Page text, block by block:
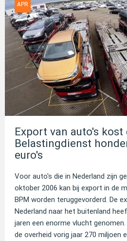
APR
Export van auto's kost
Belastingdienst
euro's
Voor auto's die in Nederland zijn
oktober 2006 kan bij export in de
BPM worden teruggevorderd. De
Nederland naar het buitenland
jaren een enorme vlucht
de overheid vorig jaar 270 miljoen